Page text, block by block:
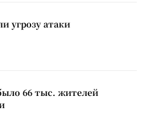
угрозу атаки
66 тыс. жителей